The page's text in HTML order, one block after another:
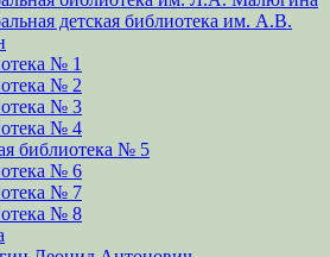
детская библиотека им. А.В.
№ 1
№ 2
№ 3
№ 4
библиотека № 5
№ 6
№ 7
№ 8